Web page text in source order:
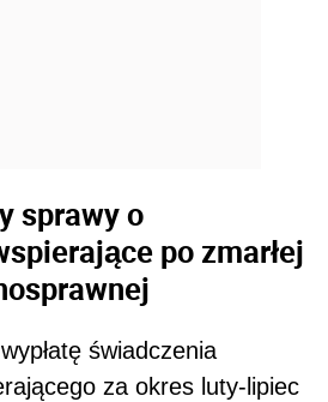
sprawy o
po zmarłej
świadczenia
za okres luty-lipiec